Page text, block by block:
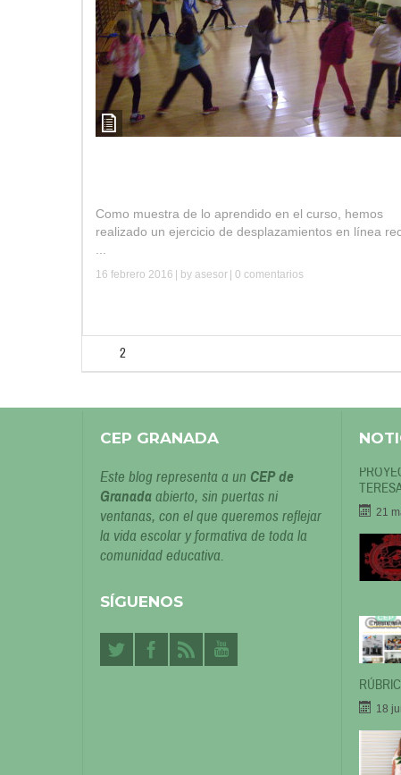
Como muestra de lo aprendido en el curso, hemos
realizado un ejercicio de desplazamientos en línea
16 febrero 2016 | by asesor | 0 comentarios
2
CEP GRANADA
Este blog representa a un CEP de
Granadaabierto, sin puertas ni
ventanas, con el que queremos reflejar
la vida escolar y formativa de toda la
comunidad educativa.
SÍGUENOS
21
18